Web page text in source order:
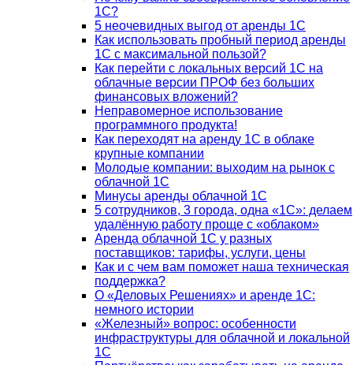
1С?
5 неочевидных выгод от аренды 1С
Как использовать пробный период аренды
1С с максимальной пользой?
Как перейти с локальных версий 1С на
облачные версии ПРОФ без больших
финансовых вложений?
Неправомерное использование
программного продукта!
Как переходят на аренду 1С в облаке
крупные компании
Молодые компании: выходим на рынок с
облачной 1С
Минусы аренды облачной 1С
5 сотрудников, 3 города, одна «1С»: делаем
удалённую работу проще с «облаком»
Аренда облачной 1С у разных
поставщиков: тарифы, услуги, цены
Как и с чем вам поможет наша техническая
поддержка?
О «Деловых Решениях» и аренде 1С:
немного истории
«Железный» вопрос: особенности
инфраструктуры для облачной и локальной
1С